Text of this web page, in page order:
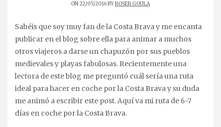
ON 22/05/2016 BYROSER GOULA
Sabéis que soy muy fan de la Costa Brava y me encanta
publicar en el blog sobre ella para animar a muchos
otros viajeros a darse un chapuzón por sus pueblos
medievales y playas fabulosas. Recientemente una
lectora de este blog me preguntó cuál sería una ruta
ideal para hacer en coche por la Costa Brava y su duda
me animó a escribir este post. Aquí va mi ruta de 6-7
días en coche por la Costa Brava.